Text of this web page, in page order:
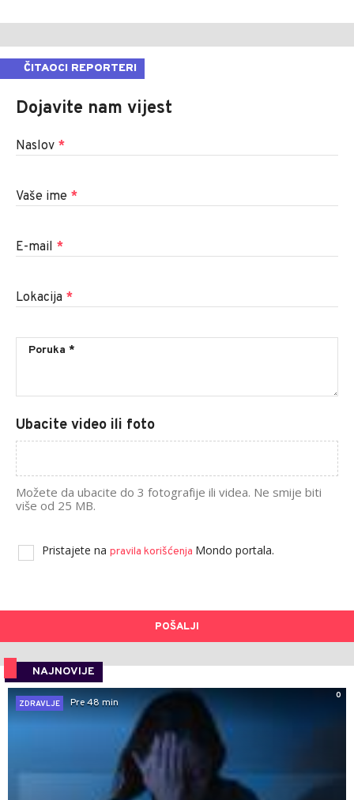
ČITAOCI REPORTERI
Dojavite nam vijest
Naslov *
Vaše ime *
E-mail *
Lokacija *
Ubacite video ili foto
Možete da ubacite do 3 fotografije ili videa. Ne smije biti
više od 25 MB.
Pristajete na pravila korišćenja Mondo portala.
POŠALJI
NAJNOVIJE
0
ZDRAVLJE
Pre 48 min